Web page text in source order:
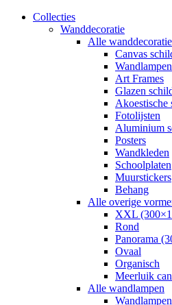
Collecties
Wanddecoratie
Alle wanddecoratie
Canvas
Wandlampen
Art Frames
Glazen
Akoestische
Fotolijsten
Aluminium
Posters
Wandkleden
Schoolplaten
Muurstickers
Behang
Alle overige
XXL
Rond
Panorama
Ovaal
Organisch
Meerluik
Alle wandlampen
Wandlampen